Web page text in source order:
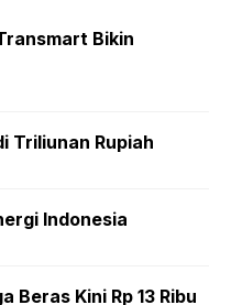
Bikin
Triliunan Rupiah
Indonesia
Beras Kini Rp 13 Ribu